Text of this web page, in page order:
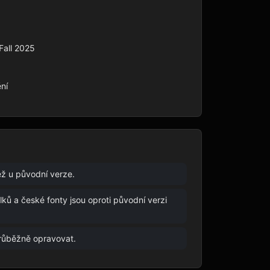
2025
u původní verze.
a české fonty jsou oproti původní verzi
opravovat.